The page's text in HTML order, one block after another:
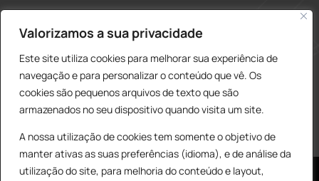
Valorizamos a sua privacidade
Este site utiliza cookies para melhorar sua experiência de
navegação e para personalizar o conteúdo que vê. Os
cookies são pequenos arquivos de texto que são
armazenados no seu dispositivo quando visita um site.
A nossa utilização de cookies tem somente o objetivo de
manter ativas as suas preferências (idioma), e de análise da
utilização do site, para melhoria do conteúdo e layout,
R. António Andrade, 1171
2820-287 • Charneca de Caparica
Products
search PESQUISAR